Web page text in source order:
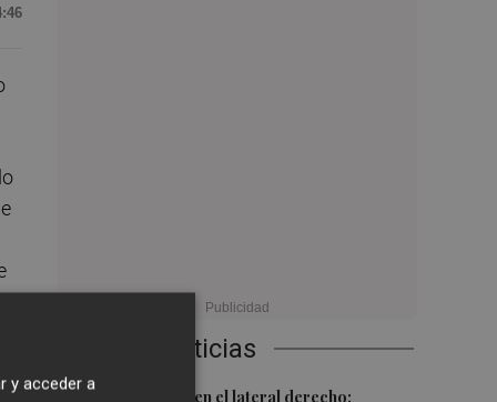
Últimas Noticias
Más problemas en el lateral derecho:
y acceder a